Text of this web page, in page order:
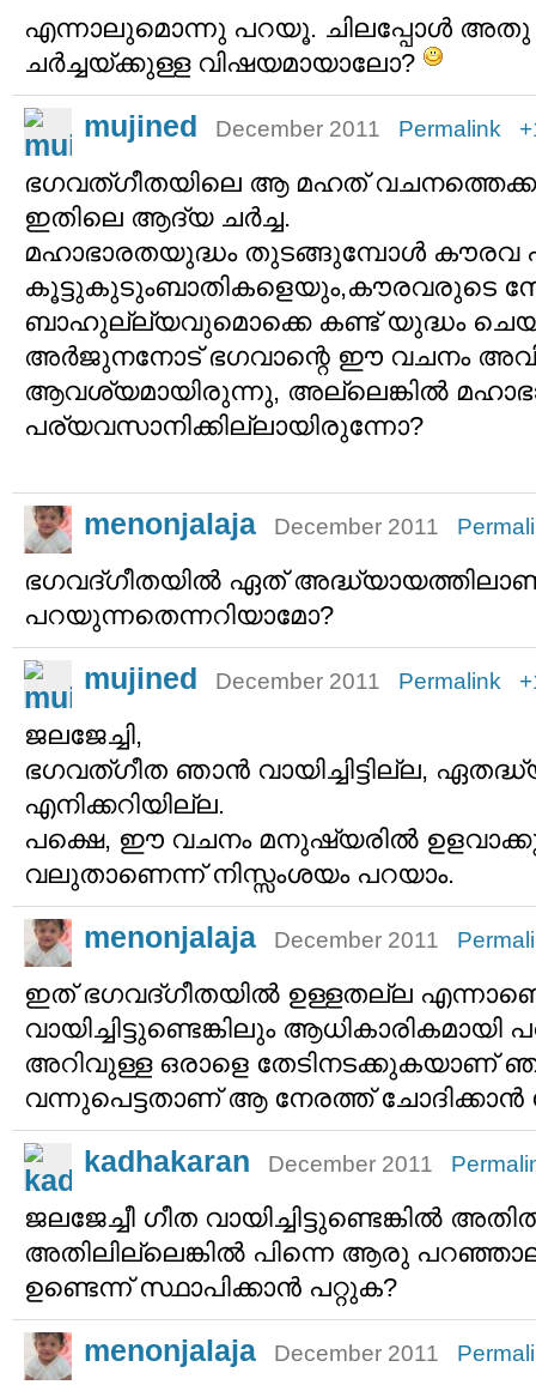
എന്നാലുമൊന്നു പറയൂ. ചിലപ്പോള്‍ അതു
ചര്‍ച്ചയ്ക്കുള്ള വിഷയമായാലോ?
mujined December 2011 Permalink
ഭഗവത്ഗീതയിലെ ആ മഹത്
ഇതിലെ ആദ്യ ചര്‍ച്ച.
മഹാഭാരതയുദ്ധം തുടങ്ങുമ്പോള്‍ കൗരവ
കൂട്ടുകുടുംബാതികളെയും,കൗരവരുടെ
ബാഹുല്ല്യവുമൊക്കെ കണ്ട് യുദ്ധം
അര്‍ജുനനോട് ഭഗവാന്റെ ഈ വചനം
ആവശ്യമായിരുന്നു, അല്ലെങ്കില്‍
പര്യവസാനിക്കില്ലായിരുന്നോ?
menonjalaja December 2011
ഭഗവദ്‌ഗീതയില്‍ ഏത്
പറയുന്നതെന്നറിയാമോ?
mujined December 2011 Permalink
ജലജേച്ചി,
ഭഗവത്ഗീത ഞാന്‍ വായിച്ചിട്ടില്ല,
എനിക്കറിയില്ല.
പക്ഷെ, ഈ വചനം മനുഷ്യരില്‍
വലുതാണെന്ന് നിസ്സംശയം പറയാം.
menonjalaja December 2011
ഇത് ഭഗവദ്‌ഗീതയില്‍ ഉള്ളതല്ല
വായിച്ചിട്ടുണ്ടെങ്കിലും
അറിവുള്ള ഒരാളെ തേടിനടക്കുകയാണ്
വന്നുപെട്ടതാണ് ആ നേരത്ത് ചോദിക്കാന്‍
kadhakaran December 2011
ജലജേച്ചീ ഗീത വായിച്ചിട്ടുണ്ടെങ്കില്‍
അതിലില്ലെങ്കില്‍ പിന്നെ ആരു
ഉണ്ടെന്ന് സ്ഥാപിക്കാന്‍ പറ്റുക?
menonjalaja December 2011